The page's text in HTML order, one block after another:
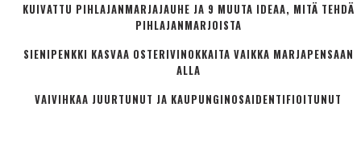
KUIVATTU PIHLAJANMARJAJAUHE JA 9 MUUTA IDEAA, MITÄ TEHDÄ
PIHLAJANMARJOISTA
SIENIPENKKI KASVAA OSTERIVINOKKAITA VAIKKA MARJAPENSAAN
ALLA
VAIVIHKAA JUURTUNUT JA KAUPUNGINOSA­IDENTIFIOITUNUT